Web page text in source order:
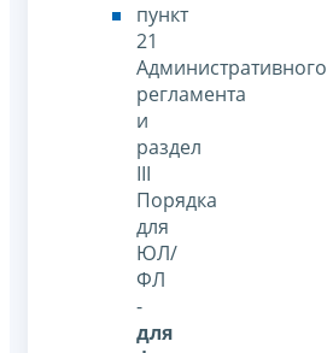
пункт
21
Административного
регламента
и
раздел
III
Порядка
для
ЮЛ/
ФЛ
-
для